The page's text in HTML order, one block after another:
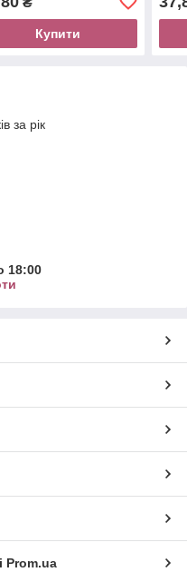
Купити
за рік
18:00
Prom.ua